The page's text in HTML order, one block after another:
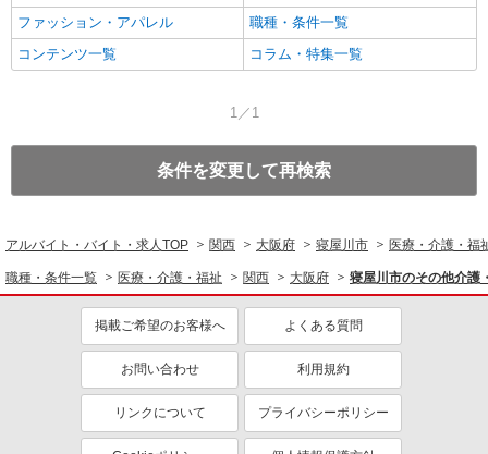
ファッション・アパレル
職種・条件一覧
コンテンツ一覧
コラム・特集一覧
1／1
条件を変更して再検索
アルバイト・バイト・求人TOP 関西 大阪府 寝屋川市 医療・介護・福
職種・条件一覧 医療・介護・福祉 関西 大阪府 寝屋川市のその他介護
掲載ご希望のお客様へ よくある質問
お問い合わせ 利用規約
リンクについて プライバシーポリシー